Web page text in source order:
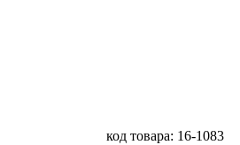
код товара: 16-1083